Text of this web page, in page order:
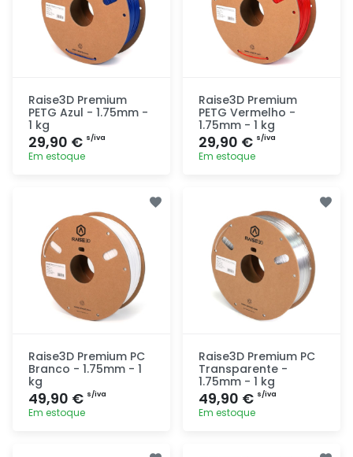
Raise3D Premium
PETG Azul - 1.75mm -
1 kg
29,90 € s/iva
Em estoque
Raise3D Premium
PETG Vermelho -
1.75mm - 1 kg
29,90 € s/iva
Em estoque
Raise3D Premium PC
Branco - 1.75mm - 1
kg
49,90 € s/iva
Em estoque
Raise3D Premium PC
Transparente -
1.75mm - 1 kg
49,90 € s/iva
Em estoque